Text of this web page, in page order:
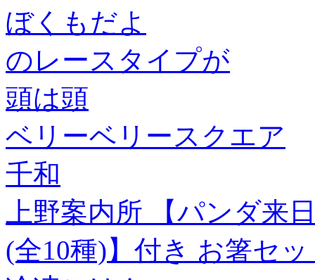
ぼくもだよ
のレースタイプが
頭は頭
ベリーベリースクエア
千和
上野案内所 【パンダ来
(全10種)】付き お箸セ